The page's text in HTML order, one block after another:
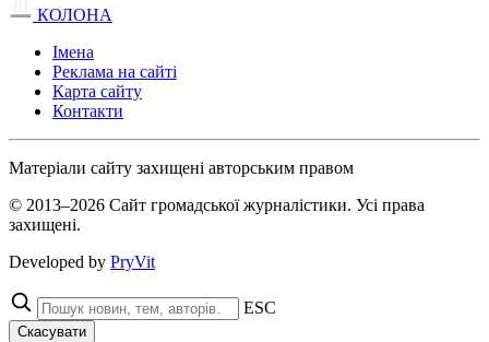
КОЛОНА
Імена
Реклама на сайті
Карта сайту
Контакти
Матеріали сайту захищені авторським правом
© 2013–2026 Сайт громадської журналістики. Усі права
захищені.
Developed by PryVit
ESC
Скасувати